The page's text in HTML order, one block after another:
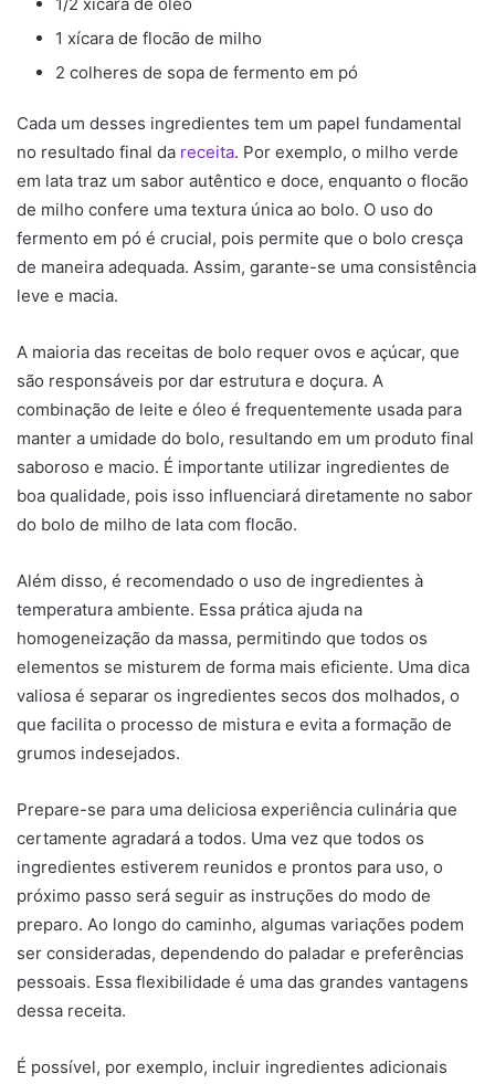
1 xícara de flocão de milho
2 colheres de sopa de fermento em pó
Cada um desses ingredientes tem um papel fundamental
no resultado final da receita. Por exemplo, o milho verde
em lata traz um sabor autêntico e doce, enquanto o flocão
de milho confere uma textura única ao bolo. O uso do
fermento em pó é crucial, pois permite que o bolo cresça
de maneira adequada. Assim, garante-se uma consistência
leve e macia.
A maioria das receitas de bolo requer ovos e açúcar, que
são responsáveis por dar estrutura e doçura. A
combinação de leite e óleo é frequentemente usada para
manter a umidade do bolo, resultando em um produto final
saboroso e macio. É importante utilizar ingredientes de
boa qualidade, pois isso influenciará diretamente no sabor
do bolo de milho de lata com flocão.
Além disso, é recomendado o uso de ingredientes à
temperatura ambiente. Essa prática ajuda na
homogeneização da massa, permitindo que todos os
elementos se misturem de forma mais eficiente. Uma dica
valiosa é separar os ingredientes secos dos molhados, o
que facilita o processo de mistura e evita a formação de
grumos indesejados.
Prepare-se para uma deliciosa experiência culinária que
certamente agradará a todos. Uma vez que todos os
ingredientes estiverem reunidos e prontos para uso, o
próximo passo será seguir as instruções do modo de
preparo. Ao longo do caminho, algumas variações podem
ser consideradas, dependendo do paladar e preferências
pessoais. Essa flexibilidade é uma das grandes vantagens
dessa receita.
É possível, por exemplo, incluir ingredientes adicionais